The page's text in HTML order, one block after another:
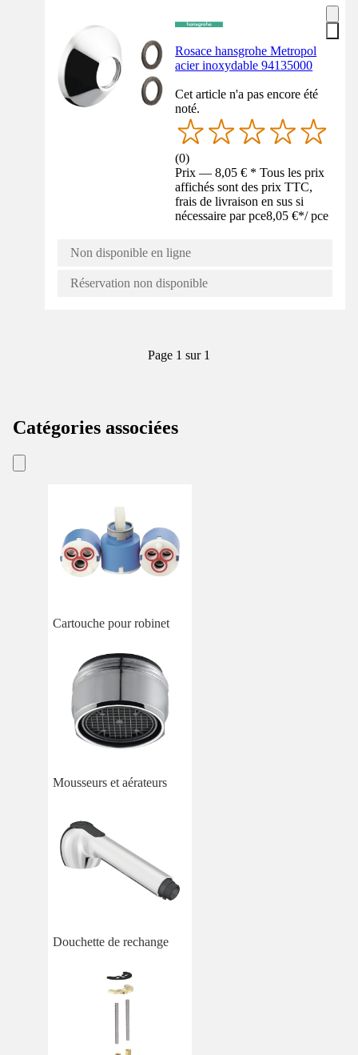
Rosace hansgrohe Metropol
acier inoxydable 94135000
Cet article n'a pas encore été
noté.
(0)
Prix — 8,05 € * Tous les prix
affichés sont des prix TTC,
frais de livraison en sus si
nécessaire par pce8,05 €*/ pce
Non disponible en ligne
Réservation non disponible
Page 1 sur 1
Catégories associées
Cartouche pour robinet
Mousseurs et aérateurs
Douchette de rechange